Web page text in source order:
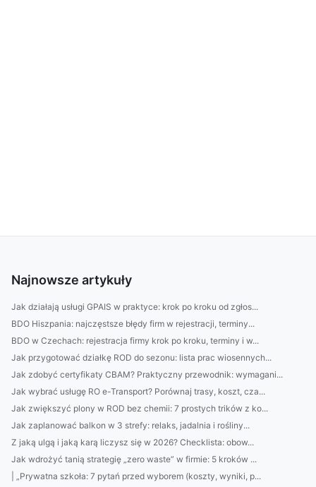
Najnowsze artykuły
Jak działają usługi GPAIS w praktyce: krok po kroku od zgłos...
BDO Hiszpania: najczęstsze błędy firm w rejestracji, terminy...
BDO w Czechach: rejestracja firmy krok po kroku, terminy i w...
Jak przygotować działkę ROD do sezonu: lista prac wiosennych...
Jak zdobyć certyfikaty CBAM? Praktyczny przewodnik: wymagani...
Jak wybrać usługę RO e-Transport? Porównaj trasy, koszt, cza...
Jak zwiększyć plony w ROD bez chemii: 7 prostych trików z ko...
Jak zaplanować balkon w 3 strefy: relaks, jadalnia i rośliny...
Z jaką ulgą i jaką karą liczysz się w 2026? Checklista: obow...
Jak wdrożyć tanią strategię „zero waste” w firmie: 5 kroków ...
| „Prywatna szkoła: 7 pytań przed wyborem (koszty, wyniki, p...